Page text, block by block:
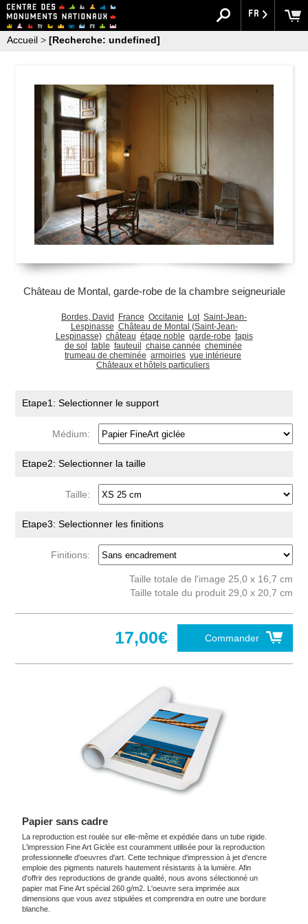
FR
Accueil > [Recherche: undefined]
Château de Montal, garde-robe de la chambre seigneuriale
Bordes, David France Occitanie Lot Saint-Jean-
Lespinasse Château de Montal (Saint-Jean-
Lespinasse) château étage noble garde-robe tapis
de sol
table fauteuil chaise cannée cheminée
trumeau de cheminée armoiries vue intérieure
Châteaux et hôtels particuliers
Etape1: Selectionner le support
Médium:
Etape2: Selectionner la taille
Taille:
Etape3: Selectionner les finitions
Finitions:
Taille totale de l'image 25,0 x 16,7 cm
Taille totale du produit 29,0 x 20,7 cm
Commander
17,00€
Papier sans cadre
La reproduction est roulée sur elle-même et expédiée dans un tube rigide.
L'impression Fine Art Giclée est couramment utilisée pour la reproduction
professionnelle d'oeuvres d'art. Cette technique d'impression à jet d'encre
emploie des pigments naturels hautement résistants à la lumière. Afin
d'offrir des reproductions de grande qualité, nous avons sélectionné un
papier mat Fine Art spécial 260 g/m2. L'oeuvre sera imprimée aux
dimensions que vous avez stipulées et comprendra en outre une bordure
blanche.